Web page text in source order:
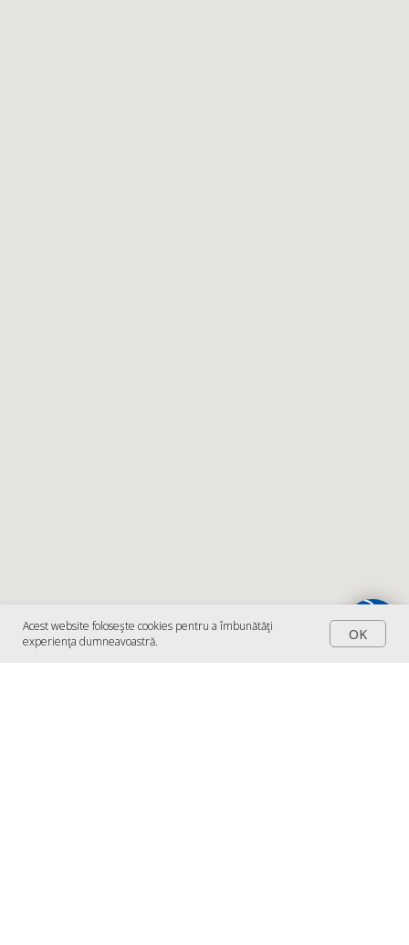
Acest website foloseşte cookies pentru a îmbunătăţi
experienţa dumneavoastră.
OK